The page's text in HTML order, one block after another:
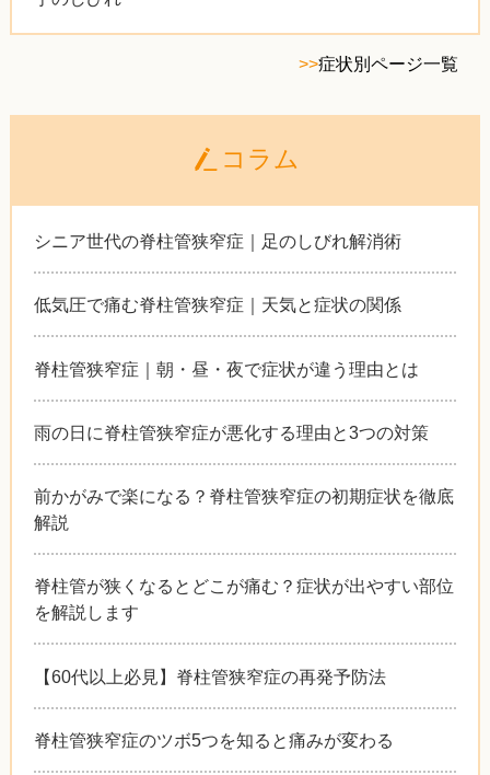
>>症状別ページ一覧
コラム
シニア世代の脊柱管狭窄症｜足のしびれ解消術
低気圧で痛む脊柱管狭窄症｜天気と症状の関係
脊柱管狭窄症｜朝・昼・夜で症状が違う理由とは
雨の日に脊柱管狭窄症が悪化する理由と3つの対策
前かがみで楽になる？脊柱管狭窄症の初期症状を徹底
解説
脊柱管が狭くなるとどこが痛む？症状が出やすい部位
を解説します
【60代以上必見】脊柱管狭窄症の再発予防法
脊柱管狭窄症のツボ5つを知ると痛みが変わる